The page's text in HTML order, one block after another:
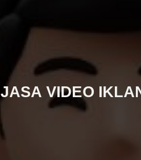
JASA VIDEO